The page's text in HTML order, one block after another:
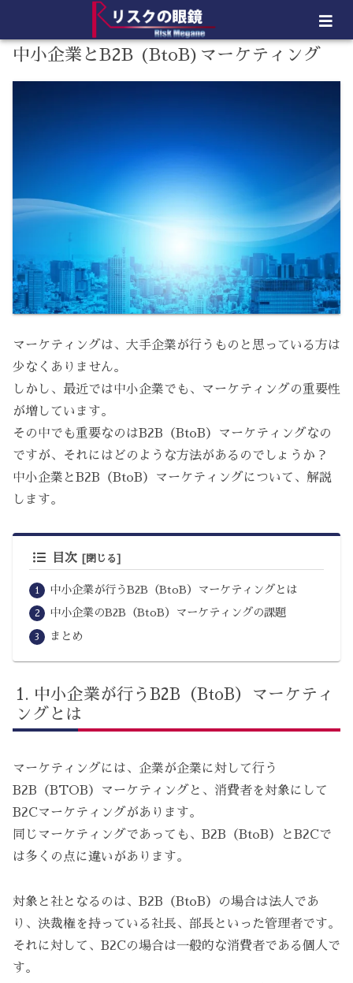
中小企業とB2B (BtoB)マーケティング
マーケティングは、大手企業が行うものと思っている方は
少なくありません。
しかし、最近では中小企業でも、マーケティングの重要性
が増しています。
その中でも重要なのはB2B（BtoB）マーケティングなの
ですが、それにはどのような方法があるのでしょうか？
中小企業とB2B（BtoB）マーケティングについて、解説
します。
目次
中小企業が行うB2B（BtoB）マーケティングとは
中小企業のB2B（BtoB）マーケティングの課題
まとめ
中小企業が行うB2B（BtoB）マーケティ
ングとは
マーケティングには、企業が企業に対して行う
B2B（BTOB）マーケティングと、消費者を対象にして
B2Cマーケティングがあります。
同じマーケティングであっても、B2B（BtoB）とB2Cで
は多くの点に違いがあります。
対象と社となるのは、B2B（BtoB）の場合は法人であ
り、決裁権を持っている社長、部長といった管理者です。
それに対して、B2Cの場合は一般的な消費者である個人で
す。